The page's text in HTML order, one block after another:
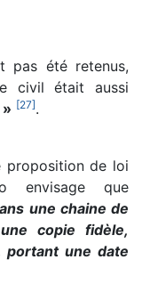
pas été retenus,
civil était aussi
[27].
proposition de loi
envisage que
une chaine de
copie fidèle,
portant une date